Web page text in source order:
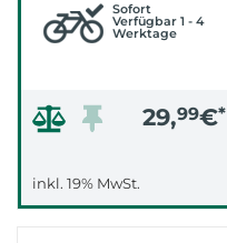
Sofort
Verfügbar 1 - 4
Werktage
29,99€*
inkl. 19% MwSt.